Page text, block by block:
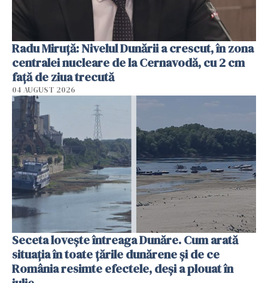
Radu Miruţă: Nivelul Dunării a crescut, în zona
centralei nucleare de la Cernavodă, cu 2 cm
faţă de ziua trecută
04 AUGUST 2026
Seceta lovește întreaga Dunăre. Cum arată
situația în toate țările dunărene și de ce
România resimte efectele, deși a plouat în